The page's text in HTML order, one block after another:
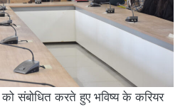
को संबोधित करते हुए भविष्य के करियर